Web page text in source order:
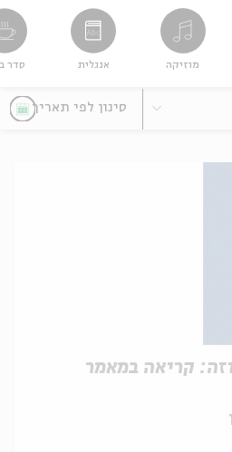
מוזיקה אנגלית סדר
קריאה במאמר